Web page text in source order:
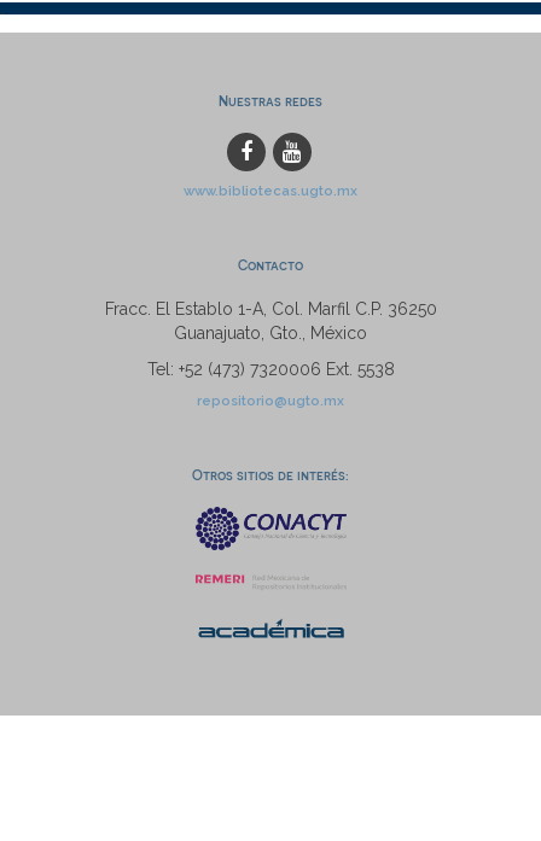
Nuestras redes
www.bibliotecas.ugto.mx
Contacto
Fracc. El Establo 1-A, Col. Marfil C.P. 36250
Guanajuato, Gto., México
Tel: +52 (473) 7320006 Ext. 5538
repositorio@ugto.mx
Otros sitios de interés: